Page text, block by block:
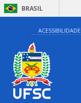
BRASIL
ACESSIBILIDADE